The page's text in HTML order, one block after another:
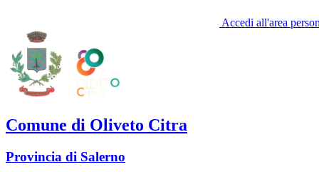
Accedi all'area
Comune di Oliveto Citra
Provincia di Salerno